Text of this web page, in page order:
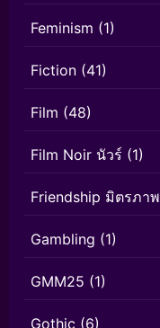
Feminism (1)
Fiction (41)
Film (48)
Film Noir นัวร์ (1)
Friendship มิตรภาพ
Gambling (1)
GMM25 (1)
Gothic (6)